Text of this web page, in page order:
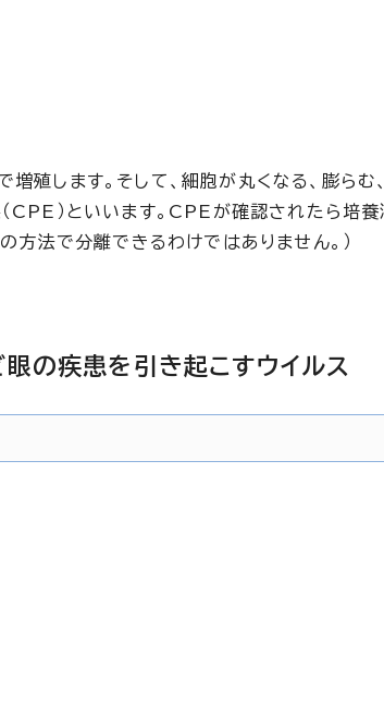
します。そして、細胞が丸くなる、膨らむ、
CPE）といいます。CPEが確認されたら培
方法で分離できるわけではありません。）
の疾患を引き起こすウイルス